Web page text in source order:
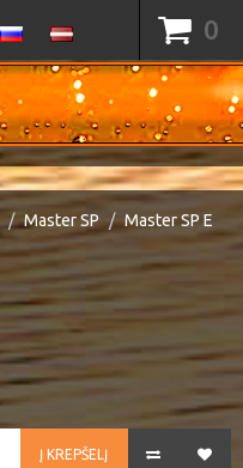
0
Master SP
Master SP E
Į KREPŠELĮ